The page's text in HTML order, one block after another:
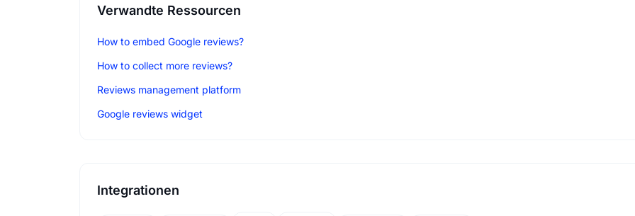
Verwandte Ressourcen
How to embed Google reviews?
How to collect more reviews?
Reviews management platform
Google reviews widget
Integrationen